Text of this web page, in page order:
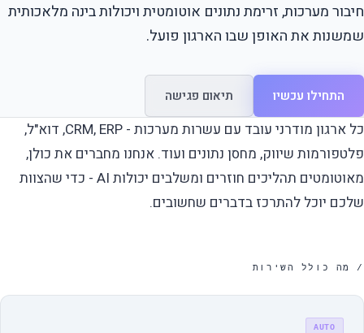
חיבור מערכות, זרימת נתונים אוטומטית ויכולות בינה מלאכותית
שמשנות את האופן שבו הארגון פועל.
התחילו עכשיו תיאום פגישה
כל ארגון מודרני עובד עם עשרות מערכות - CRM, ERP, דוא"ל,
פלטפורמות שיווק, מחסן נתונים ועוד. אנחנו מחברים את כולן,
מאוטומטים תהליכים חוזרים ומשלבים יכולות AI - כדי שהצוות
שלכם יוכל להתרכז בדברים שחשובים.
/ מה כולל השירות
AUTO